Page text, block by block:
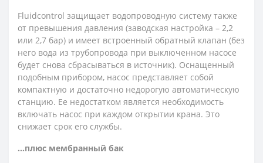
Fluidcontrol защищает водопроводную систему также
от превышения давления (заводская настройка – 2,2
или 2,7 бар) и имеет встроенный обратный клапан (без
него вода из трубопровода при выключенном насосе
будет снова сбрасываться в источник). Оснащенный
подобным прибором, насос представляет собой
компактную и достаточно недорогую автоматическую
станцию. Ее недостатком является необходимость
включать насос при каждом открытии крана. Это
снижает срок его службы.
…плюс мембранный бак